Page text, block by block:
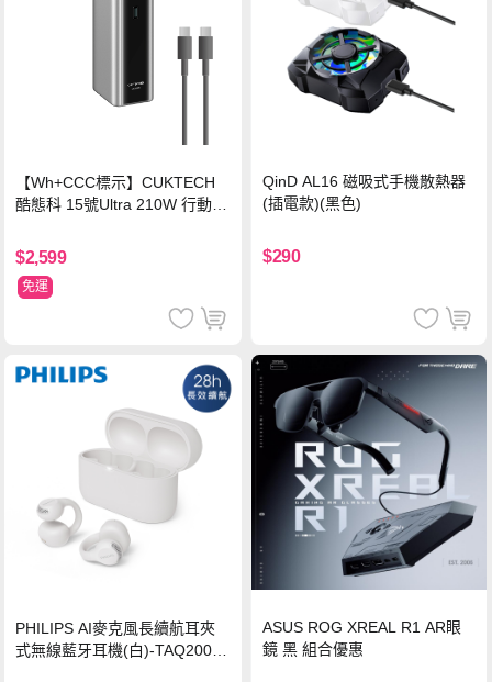
【Wh+CCC標示】CUKTECH
酷態科 15號Ultra 210W 行動電
$2,599
免運
QinD AL16 磁吸式手機散熱器
(插電款)(黑色)
$290
PHILIPS AI麥克風長續航耳夾
式無線藍牙耳機(白)-TAQ2000
ASUS ROG XREAL R1 AR眼
鏡 黑 組合優惠